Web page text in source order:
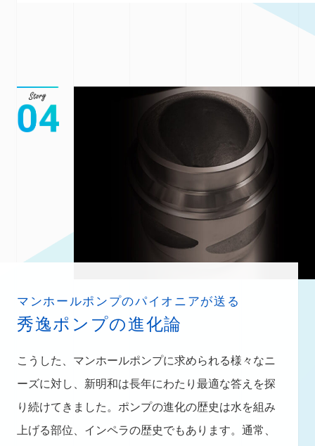
マンホールポンプのパイオニアが送る
秀逸ポンプの進化論
こうした、マンホールポンプに求められる様々なニ
ーズに対し、新明和は長年にわたり最適な答えを探
り続けてきました。ポンプの進化の歴史は水を組み
上げる部位、インペラの歴史でもあります。通常、